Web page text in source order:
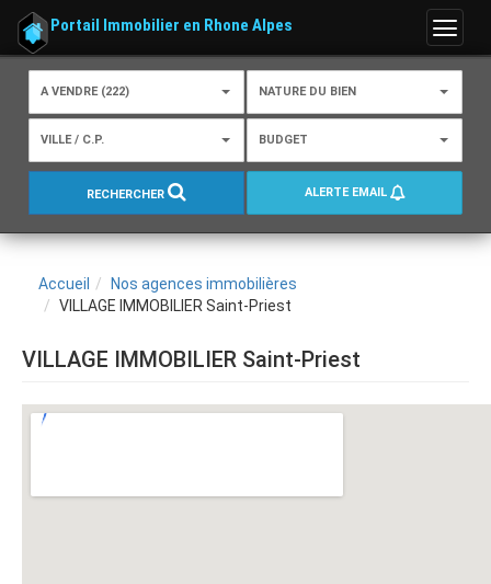
Menu
Portail Immobilier en Rhone Alpes
A VENDRE (222) NATURE DU BIEN
VILLE / C.P. BUDGET
RECHERCHER ALERTE EMAIL
Accueil
Nos agences immobilières
VILLAGE IMMOBILIER Saint-Priest
VILLAGE IMMOBILIER Saint-Priest